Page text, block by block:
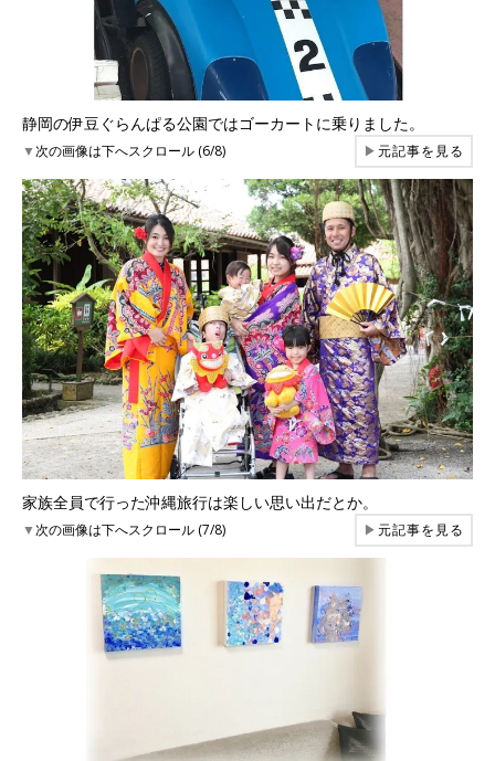
静岡の伊豆ぐらんぱる公園ではゴーカートに乗りました。
▼次の画像は下へスクロール (6/8) ▶元記事を見る
家族全員で行った沖縄旅行は楽しい思い出だとか。
▼次の画像は下へスクロール (7/8) ▶元記事を見る